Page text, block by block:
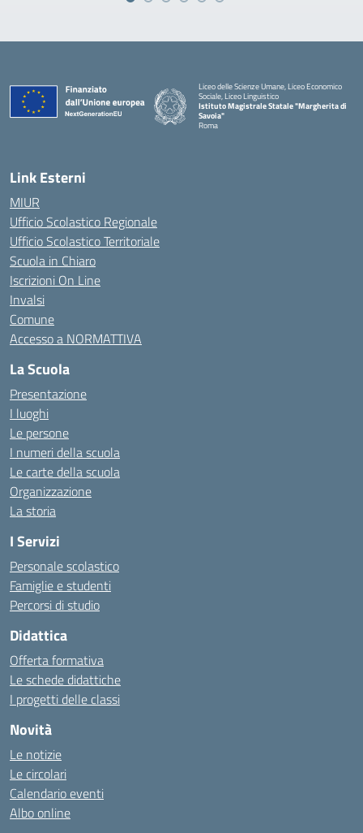
Liceo delle Scienze Umane, Liceo Economico
Sociale, Liceo Linguistico
Istituto Magistrale Statale "Margherita di
Savoia"
Roma
Link Esterni
MIUR
Ufficio Scolastico Regionale
Ufficio Scolastico Territoriale
Scuola in Chiaro
Iscrizioni On Line
Invalsi
Comune
Accesso a NORMATTIVA
La Scuola
Presentazione
I luoghi
Le persone
I numeri della scuola
Le carte della scuola
Organizzazione
La storia
I Servizi
Personale scolastico
Famiglie e studenti
Percorsi di studio
Didattica
Offerta formativa
Le schede didattiche
I progetti delle classi
Novità
Le notizie
Le circolari
Calendario eventi
Albo online